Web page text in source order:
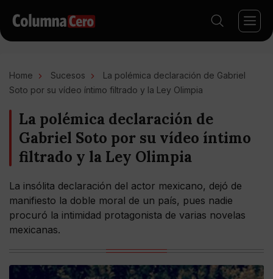
Home Sucesos
La polémica declaración de Gabriel
Soto por su vídeo íntimo filtrado y la Ley Olimpia
La polémica declaración de
Gabriel Soto por su vídeo íntimo
filtrado y la Ley Olimpia
La insólita declaración del actor mexicano, dejó de
manifiesto la doble moral de un país, pues nadie
procuró la intimidad protagonista de varias novelas
mexicanas.